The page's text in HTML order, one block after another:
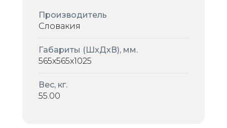
Производитель
Словакия
Габариты (ШxДxВ), мм.
565x565x1025
Вес, кг.
55.00